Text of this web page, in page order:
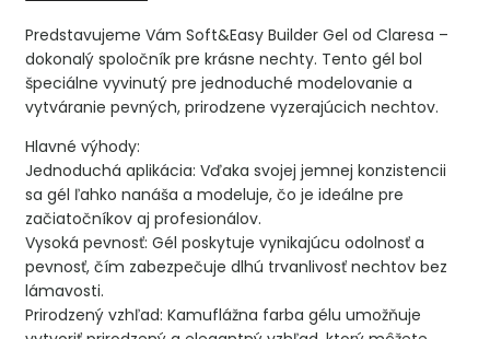
Predstavujeme Vám Soft&Easy Builder Gel od Claresa –
dokonalý spoločník pre krásne nechty. Tento gél bol
špeciálne vyvinutý pre jednoduché modelovanie a
vytváranie pevných, prirodzene vyzerajúcich nechtov.
Hlavné výhody:
Jednoduchá aplikácia: Vďaka svojej jemnej konzistencii
sa gél ľahko nanáša a modeluje, čo je ideálne pre
začiatočníkov aj profesionálov.
Vysoká pevnosť: Gél poskytuje vynikajúcu odolnosť a
pevnosť, čím zabezpečuje dlhú trvanlivosť nechtov bez
lámavosti.
Prirodzený vzhľad: Kamuflážna farba gélu umožňuje